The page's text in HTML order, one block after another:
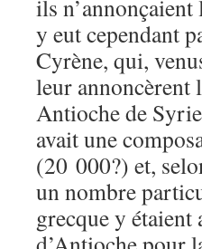
ils
y eut cependant
Cyrène, qui,
leur annoncèrent
Antioche de
avait une
(20 000?) et,
un nombre
grecque y